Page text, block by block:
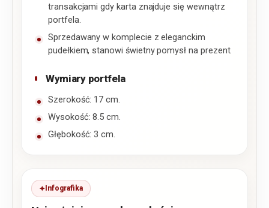
transakcjami gdy karta znajduje się wewnątrz
portfela.
Sprzedawany w komplecie z eleganckim
pudełkiem, stanowi świetny pomysł na prezent.
Wymiary portfela
Szerokość: 17 cm.
Wysokość: 8.5 cm.
Głębokość: 3 cm.
Infografika